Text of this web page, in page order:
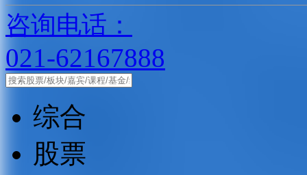
咨询电话：
021-62167888
综合
股票